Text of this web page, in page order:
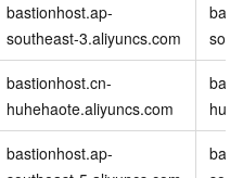
bastionhost.ap-
southeast-3.aliyuncs.com
bastionhost.cn-
huhehaote.aliyuncs.com
bastionhost.ap-